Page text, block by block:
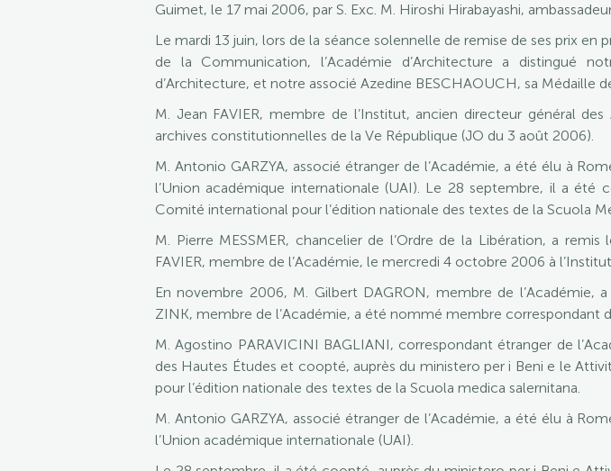
Guimet, le 17 mai 2006, par S. Exc. M. Hiroshi Hirabayashi,
Le mardi 13 juin, lors de la séance solennelle de remise de ses prix
de la Communication, l’Académie d’Architecture a distingué
d’Architecture, et notre associé Azedine BESCHAOUCH, sa Médaille
M. Jean FAVIER, membre de l’Institut, ancien directeur général
archives constitutionnelles de la Ve République (JO du 3 août 2006).
M. Antonio GARZYA, associé étranger de l’Académie, a été élu à
l’Union académique internationale (UAI). Le 28 septembre, il a
Comité international pour l’édition nationale des textes de la Scuola
M. Pierre MESSMER, chancelier de l’Ordre de la Libération, a
FAVIER, membre de l’Académie, le mercredi 4 octobre 2006 à
En novembre 2006, M. Gilbert DAGRON, membre de l’Académie,
ZINK, membre de l’Académie, a été nommé membre correspondant
M. Agostino PARAVICINI BAGLIANI, correspondant étranger de
des Hautes Études et coopté, auprès du ministero per i Beni e le
pour l’édition nationale des textes de la Scuola medica salernitana.
M. Antonio GARZYA, associé étranger de l’Académie, a été élu à
l’Union académique internationale (UAI).